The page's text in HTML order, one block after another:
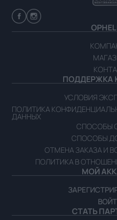
ПОДДЕРЖКА
УСЛОВИЯ
ПОЛИТИКА
ДАННЫХ
СПОСОБЫ
СПОСОБЫ
ОТМЕНА ЗАКАЗА И
ПОЛИТИКА В
МОЙ
СТАТЬ